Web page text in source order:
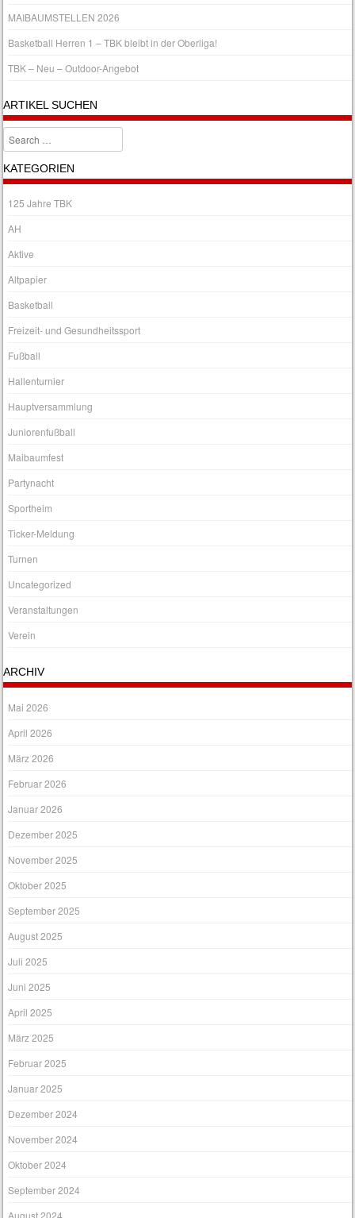
MAIBAUMSTELLEN 2026
Basketball Herren 1 – TBK bleibt in der Oberliga!
TBK – Neu – Outdoor-Angebot
ARTIKEL SUCHEN
Search
KATEGORIEN
125 Jahre TBK
AH
Aktive
Altpapier
Basketball
Freizeit- und Gesundheitssport
Fußball
Hallenturnier
Hauptversammlung
Juniorenfußball
Maibaumfest
Partynacht
Sportheim
Ticker-Meldung
Turnen
Uncategorized
Veranstaltungen
Verein
ARCHIV
Mai 2026
April 2026
März 2026
Februar 2026
Januar 2026
Dezember 2025
November 2025
Oktober 2025
September 2025
August 2025
Juli 2025
Juni 2025
April 2025
März 2025
Februar 2025
Januar 2025
Dezember 2024
November 2024
Oktober 2024
September 2024
August 2024